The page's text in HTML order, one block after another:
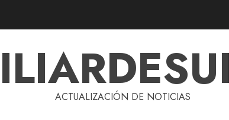
ACTUALIZACIÓN DE NOTICIAS